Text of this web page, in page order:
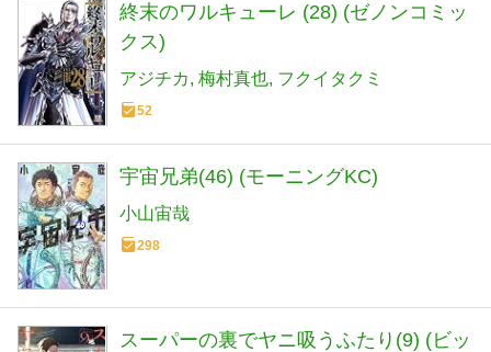
終末のワルキューレ (28) (ゼノンコミッ
クス)
アジチカ 梅村真也 フクイタクミ
52
宇宙兄弟(46) (モーニングKC)
小山宙哉
298
スーパーの裏でヤニ吸うふたり(9) (ビッ